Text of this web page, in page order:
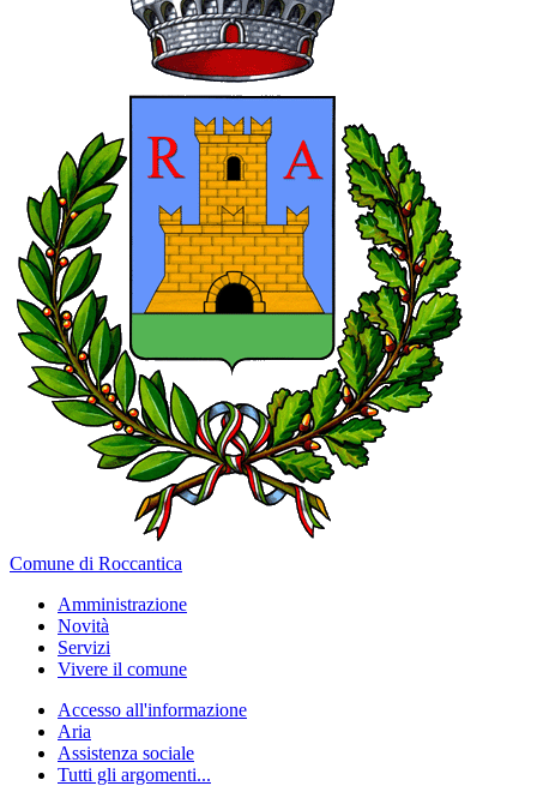
Comune di Roccantica
Amministrazione
Novità
Servizi
Vivere il comune
Accesso all'informazione
Aria
Assistenza sociale
Tutti gli argomenti...